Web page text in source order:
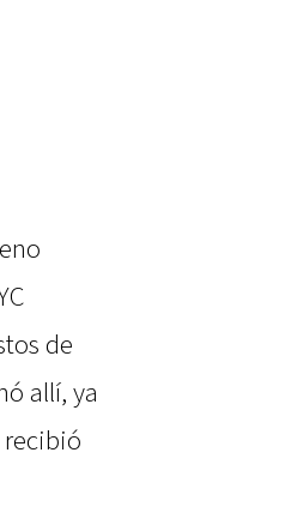
de
allí, ya